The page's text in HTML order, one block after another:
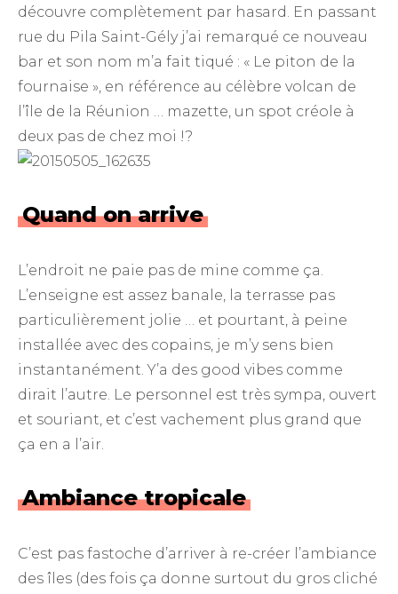
découvre complètement par hasard. En passant
rue du Pila Saint-Gély j’ai remarqué ce nouveau
bar et son nom m’a fait tiqué : « Le piton de la
fournaise », en référence au célèbre volcan de
l’île de la Réunion … mazette, un spot créole à
deux pas de chez moi !?
Quand on arrive
L’endroit ne paie pas de mine comme ça.
L’enseigne est assez banale, la terrasse pas
particulièrement jolie … et pourtant, à peine
installée avec des copains, je m’y sens bien
instantanément. Y’a des good vibes comme
dirait l’autre. Le personnel est très sympa, ouvert
et souriant, et c’est vachement plus grand que
ça en a l’air.
Ambiance tropicale
C’est pas fastoche d’arriver à re-créer l’ambiance
des îles (des fois ça donne surtout du gros cliché